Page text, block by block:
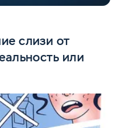
слизи от
или